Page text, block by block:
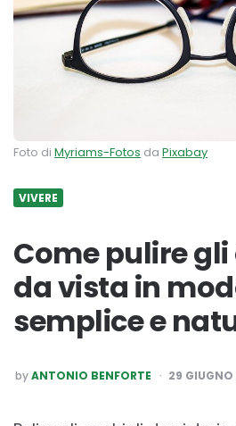
Foto di Myriams-Fotos da Pixabay
VIVERE
Come pulire
da vista in
semplice e
POSTED
BY
byANTONIO BENFORTE 29